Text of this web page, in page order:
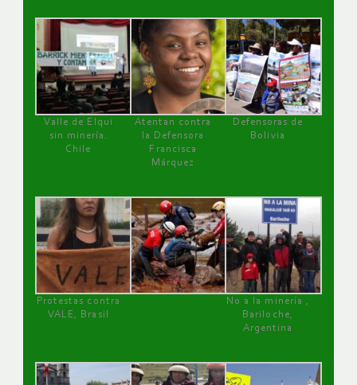
Valle de Elqui
sin minería.
Chile
Atentan contra
la Defensora
Francisca
Márquez
Defensoras de
Bolivia
Protestas contra
VALE, Brasil
No a la minería ,
Bariloche,
Argentina